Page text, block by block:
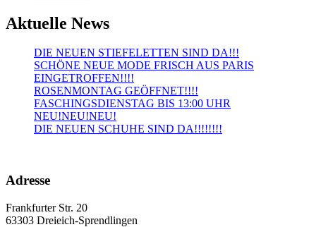
Aktuelle News
DIE NEUEN STIEFELETTEN SIND DA!!!
SCHÖNE NEUE MODE FRISCH AUS PARIS
EINGETROFFEN!!!!
ROSENMONTAG GEÖFFNET!!!!
FASCHINGSDIENSTAG BIS 13:00 UHR
NEU!NEU!NEU!
DIE NEUEN SCHUHE SIND DA!!!!!!!!
Adresse
Frankfurter Str. 20
63303 Dreieich-Sprendlingen